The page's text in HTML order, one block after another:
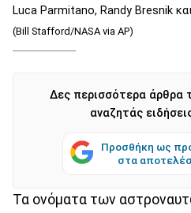
Luca Parmitano, Randy Bresnik
(Bill Stafford/NASA via AP)
Δες περισσότερα άρθρα
αναζητάς
Προσθήκη ως
στα
Τα ονόματα των